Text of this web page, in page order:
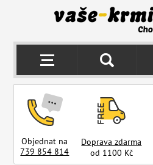
Objednat na
739 854 814
Doprava zdarma
od 1100 Kč